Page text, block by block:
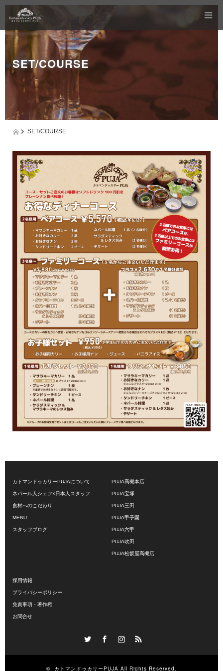
SET/COURSE
SET/COURSE
カトマンドゥカリーPUJAについて
ネパール人シェフ×日本人スタッフ
食材へのこだわり
MENU
スタッフブログ
PUJA高槻本店
PUJA宝塚
PUJA三田
PUJA甲子園
PUJA六甲
PUJA吹田
PUJA松坂屋高槻店
採用情報
プライバシーポリシー
免責事項・著作権
お問合せ
InstagramRSS
© カトマンドゥカリーPUJA All Rights Reserved.